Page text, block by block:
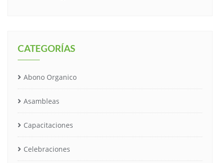
CATEGORÍAS
Abono Organico
Asambleas
Capacitaciones
Celebraciones